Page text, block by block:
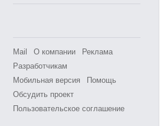
Mail О компании
Реклама
Разработчикам
Мобильная версия
Помощь
Обсудить проект
Пользовательское соглашение